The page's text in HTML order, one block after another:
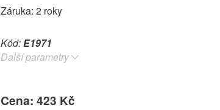
Záruka: 2 roky
Kód:E1971
Další parametry
Cena: 423 Kč